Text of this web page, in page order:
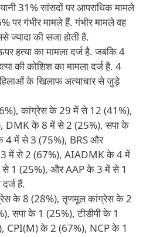
31% सांसदों पर आपराधिक मामले
पर गंभीर मामले हैं. गंभीर मामले वह
ज्यादा की सजा होती है.
हत्या का मामला दर्ज है. जबकि 4
की कोशिश का मामला दर्ज है. 4
के खिलाफ अत्याचार से जुड़े
कांग्रेस के 29 में से 12 (41%),
DMK के 8 में से 2 (25%), सपा के
4 में से 3 (75%), BRS और
3 में से 2 (67%), AIADMK के 4 में
1 (25%), और AAP के 3 में से 1
हैं.
के 8 (28%), तृणमूल कांग्रेस के 2
सपा के 1 (25%), टीडीपी के 1
CPI(M) के 2 (67%), NCP के 1